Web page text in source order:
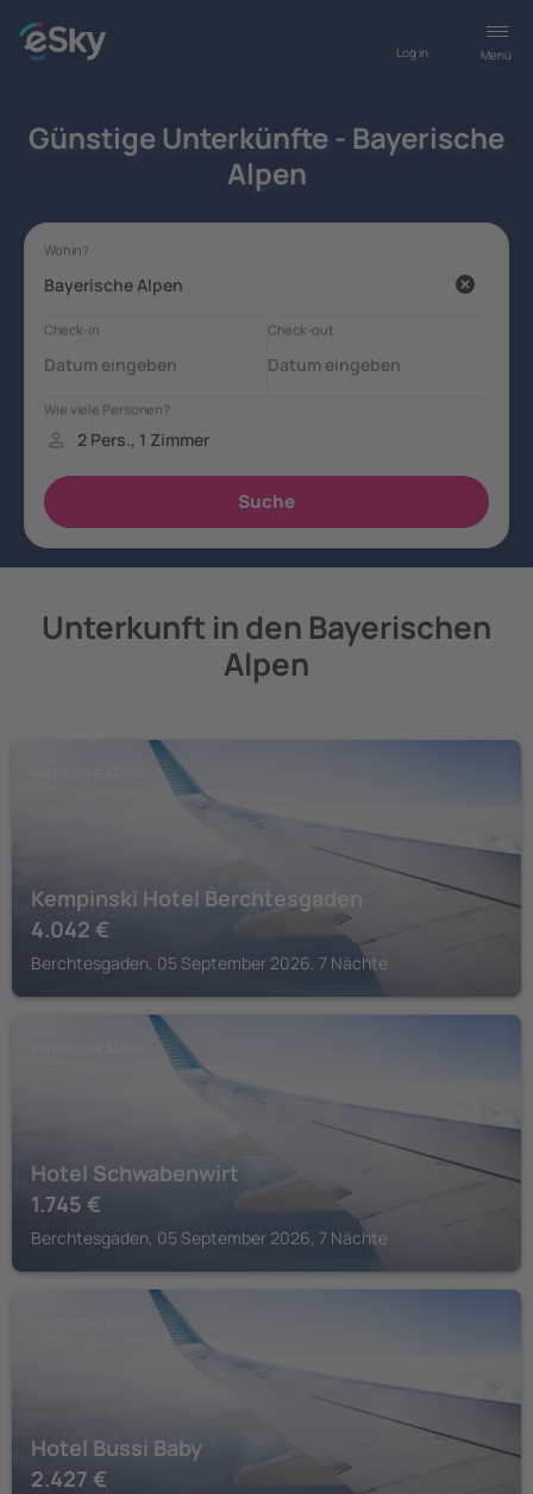
Menü
Log in
Günstige Unterkünfte - Bayerische
Alpen
Unterkunft in den Bayerischen
Alpen
Kempinski Hotel Berchtesgaden
4.042 €
Berchtesgaden, 05 September 2026, 7 Nächte
Hotel Schwabenwirt
1.745 €
Berchtesgaden, 05 September 2026, 7 Nächte
Hotel Bussi Baby
2.427 €